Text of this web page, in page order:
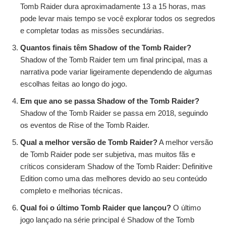
Tomb Raider dura aproximadamente 13 a 15 horas, mas
pode levar mais tempo se você explorar todos os segredos
e completar todas as missões secundárias.
Quantos finais têm Shadow of the Tomb Raider?
Shadow of the Tomb Raider tem um final principal, mas a
narrativa pode variar ligeiramente dependendo de algumas
escolhas feitas ao longo do jogo.
Em que ano se passa Shadow of the Tomb Raider?
Shadow of the Tomb Raider se passa em 2018, seguindo
os eventos de Rise of the Tomb Raider.
Qual a melhor versão de Tomb Raider?A melhor versão
de Tomb Raider pode ser subjetiva, mas muitos fãs e
críticos consideram Shadow of the Tomb Raider: Definitive
Edition como uma das melhores devido ao seu conteúdo
completo e melhorias técnicas.
Qual foi o último Tomb Raider que lançou? O último
jogo lançado na série principal é Shadow of the Tomb